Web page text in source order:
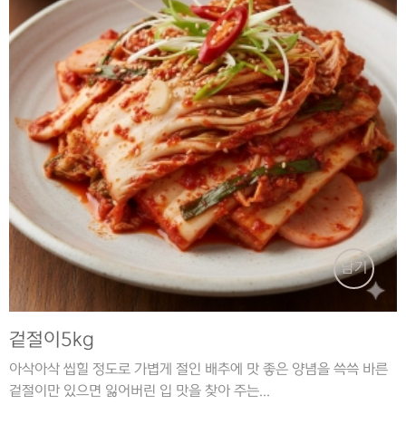
담기
겉절이5kg
아삭아삭 씹힐 정도로 가볍게 절인 배추에 맛 좋은 양념을 쓱쓱 바른
겉절이만 있으면 잃어버린 입 맛을 찾아 주는...